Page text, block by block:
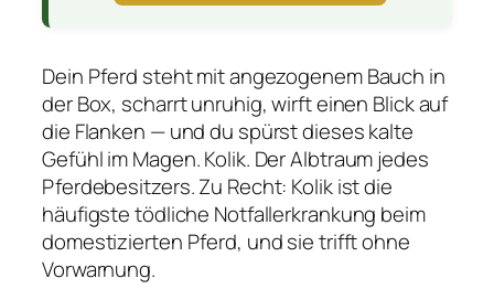
Dein Pferd steht mit angezogenem Bauch in
der Box, scharrt unruhig, wirft einen Blick auf
die Flanken — und du spürst dieses kalte
Gefühl im Magen. Kolik. Der Albtraum jedes
Pferdebesitzers. Zu Recht: Kolik ist die
häufigste tödliche Notfallerkrankung beim
domestizierten Pferd, und sie trifft ohne
Vorwarnung.